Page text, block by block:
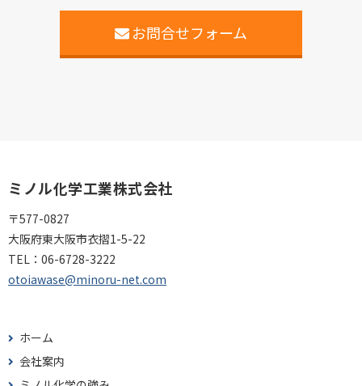
お問合せフォーム
ミノル化学工業株式会社
〒577-0827
大阪府東大阪市衣摺1-5-22
TEL： 06-6728-3222
otoiawase@minoru-net.com
ホーム
会社案内